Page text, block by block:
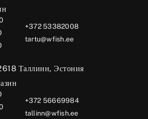
+372 53382008
tartu@wfish.ee
Таллинн, Эстония
+372 56669984
tallinn@wfish.ee